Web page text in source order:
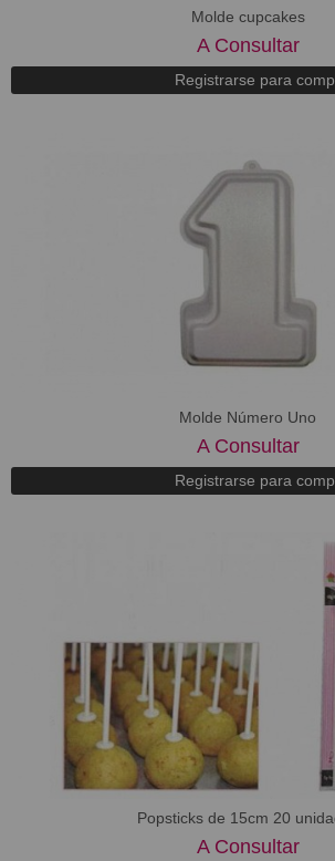
Molde cupcakes
A Consultar
Registrarse para
Molde Número Uno
A Consultar
Registrarse para
Popsticks de 15cm 20
A Consultar